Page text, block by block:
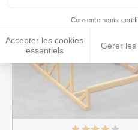
Consentements
Accepter les cookies
essentiels
Gérer